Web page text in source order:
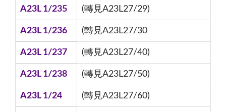
A23L 1/235 (轉見A23L27/29)
A23L 1/236 (轉見A23L27/30
A23L 1/237 (轉見A23L27/40)
A23L 1/238 (轉見A23L27/50)
A23L 1/24 (轉見A23L27/60)